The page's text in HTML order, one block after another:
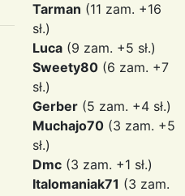
Tarman (11 zam. +16
sł.)
Luca (9 zam. +5 sł.)
Sweety80 (6 zam. +7
sł.)
Gerber (5 zam. +4 sł.)
Muchajo70 (3 zam. +5
sł.)
Dmc (3 zam. +1 sł.)
Italomaniak71 (3 zam.